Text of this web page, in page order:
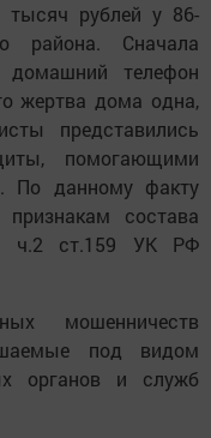
рублей у 86-
района. Сначала
домашний телефон
жертва дома одна,
представились
помогающими
По данному факту
состава
ч.2 ст.159 УК РФ
мошенничеств
под видом
органов и служб